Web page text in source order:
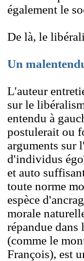
également le
De là, le
Un
L'auteur
sur le
entendu à
postulerait ou
arguments sur
d'individus
et auto
toute norme
espèce
morale
répandue dans
(comme le
François), est